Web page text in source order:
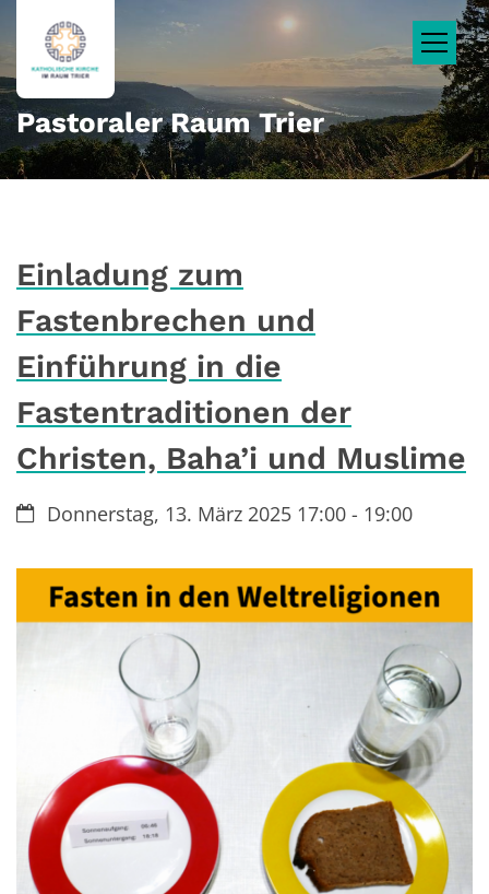
Pastoraler Raum Trier
Einladung zum
Fastenbrechen und
Einführung in die
Fastentraditionen der
Christen, Baha’i und Muslime
Datum:Donnerstag, 13. März 2025 17:00 - 19:00